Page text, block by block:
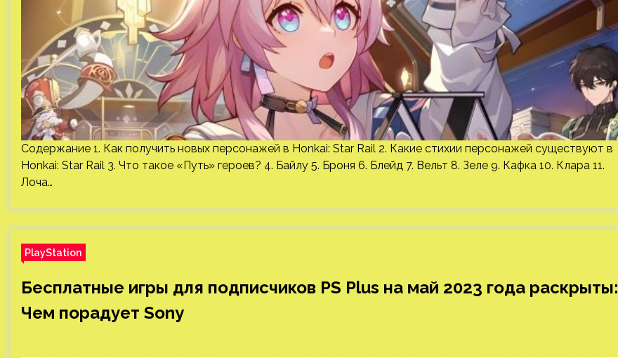
Содержание 1. Как получить новых персонажей в Honkai: Star Rail 2. Какие стихии персонажей существуют в
Honkai: Star Rail 3. Что такое «Путь» героев? 4. Байлу 5. Броня 6. Блейд 7. Вельт 8. Зеле 9. Кафка 10. Клара 11.
Лоча…
PlayStation
Бесплатные игры для подписчиков PS Plus на май 2023 года раскрыты:
Чем порадует Sony